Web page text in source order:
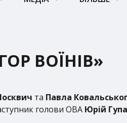
ВОЇНІВ»
та Павла
голови ОВА Юрій